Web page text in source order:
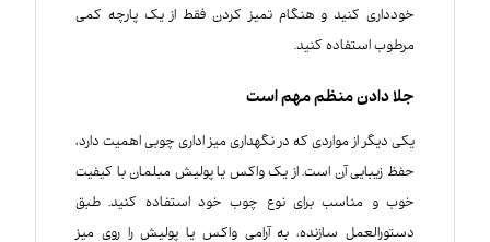
خودداری کنید و هنگام تمیز کردن فقط از یک پارچه کمی
مرطوب استفاده کنید.
جلا دادن منظم مهم است
یکی دیگر از مواردی که در نگهداری میز اداری چوبی اهمیت دارد،
حفظ زیبایی آن است. از یک واکس یا پولیش مبلمان با کیفیت
خوب و مناسب برای نوع چوب خود استفاده کنید. طبق
دستورالعمل سازنده، به آرامی واکس یا پولیش را روی میز